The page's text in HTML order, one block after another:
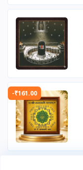
-₹161.00